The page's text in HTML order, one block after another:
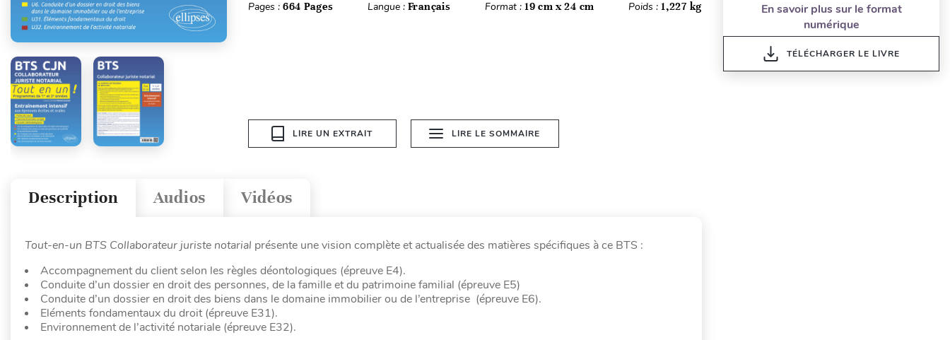
Pages : 664 Pages Langue : Français Format : 19 cm x 24 cm Poids :1,227 kg
LIRE UN EXTRAIT LIRE LE SOMMAIRE
Vidéos
Audios
Description
Tout-en-un BTS Collaborateur juriste notarial présente une vision complète et actualisée des matières spécifiques à ce BTS :
Accompagnement du client selon les règles déontologiques (épreuve E4).
Conduite d’un dossier en droit des personnes, de la famille et du patrimoine familial (épreuve E5)
Conduite d’un dossier en droit des biens dans le domaine immobilier ou de l’entreprise (épreuve E6).
Eléments fondamentaux du droit (épreuve E31).
Environnement de l’activité notariale (épreuve E32).
En savoir plus sur le format
numérique
TÉLÉCHARGER LE LIVRE